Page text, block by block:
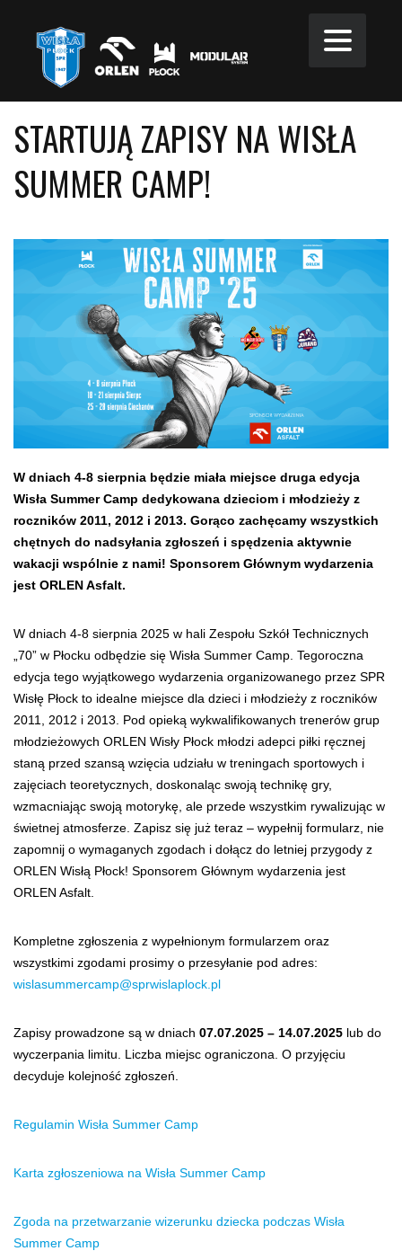
STARTUJĄ ZAPISY NA WISŁA
SUMMER CAMP!
W dniach 4-8 sierpnia będzie miała miejsce druga edycja
Wisła Summer Camp dedykowana dzieciom i młodzieży z
roczników 2011, 2012 i 2013. Gorąco zachęcamy wszystkich
chętnych do nadsyłania zgłoszeń i spędzenia aktywnie
wakacji wspólnie z nami! Sponsorem Głównym wydarzenia
jest ORLEN Asfalt.
W dniach 4-8 sierpnia 2025 w hali Zespołu Szkół Technicznych
„70” w Płocku odbędzie się Wisła Summer Camp. Tegoroczna
edycja tego wyjątkowego wydarzenia organizowanego przez SPR
Wisłę Płock to idealne miejsce dla dzieci i młodzieży z roczników
2011, 2012 i 2013. Pod opieką wykwalifikowanych trenerów grup
młodzieżowych ORLEN Wisły Płock młodzi adepci piłki ręcznej
staną przed szansą wzięcia udziału w treningach sportowych i
zajęciach teoretycznych, doskonaląc swoją technikę gry,
wzmacniając swoją motorykę, ale przede wszystkim rywalizując w
świetnej atmosferze. Zapisz się już teraz – wypełnij formularz, nie
zapomnij o wymaganych zgodach i dołącz do letniej przygody z
ORLEN Wisłą Płock! Sponsorem Głównym wydarzenia jest
ORLEN Asfalt.
Kompletne zgłoszenia z wypełnionym formularzem oraz
wszystkimi zgodami prosimy o przesyłanie pod adres:
wislasummercamp@sprwislaplock.pl
Zapisy prowadzone są w dniach 07.07.2025 – 14.07.2025 lub do
wyczerpania limitu. Liczba miejsc ograniczona. O przyjęciu
decyduje kolejność zgłoszeń.
Regulamin Wisła Summer Camp
Karta zgłoszeniowa na Wisła Summer Camp
Zgoda na przetwarzanie wizerunku dziecka podczas Wisła
Summer Camp